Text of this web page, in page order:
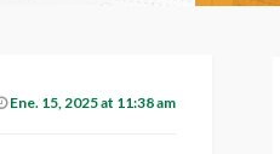
Ene. 15, 2025 at 11:38 am